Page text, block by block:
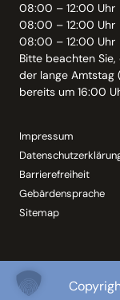
08:00 – 12:00 Uhr
08:00 – 12:00 Uhr
08:00 – 12:00 Uhr
Bitte beachten
der lange Amtstag
bereits um 16:00
Impressum
Barrierefreiheit
Gebärdensprache
Sitemap